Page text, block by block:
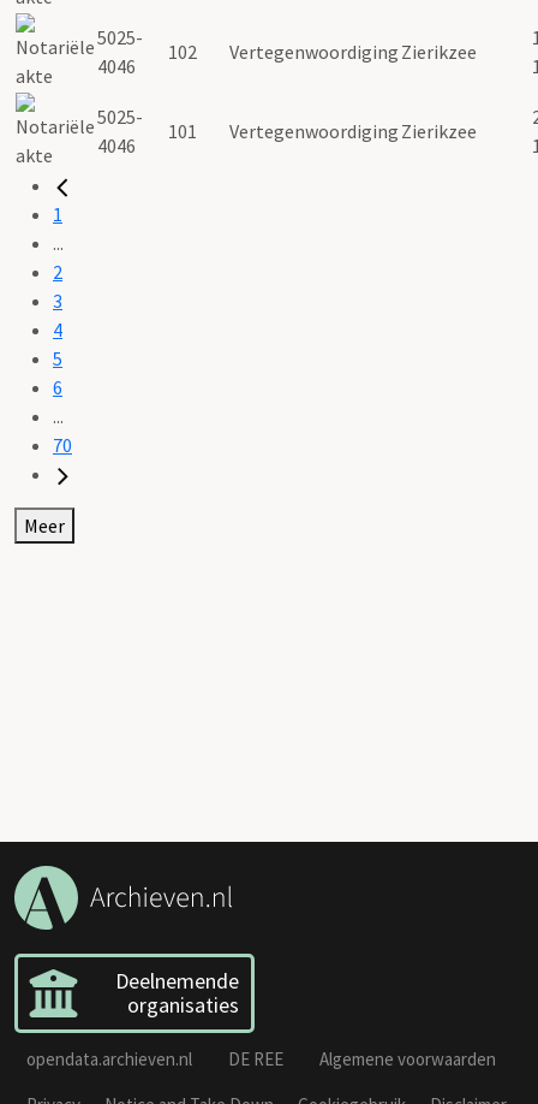
5025-
4046
102 Vertegenwoordiging Zierikzee
5025-
4046
101 Vertegenwoordiging Zierikzee
1
...
2
3
4
5
6
...
70
Meer
Deelnemende
organisaties
opendata.archieven.nl DE REE
Algemene voorwaarden